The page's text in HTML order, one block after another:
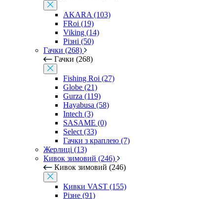
AKARA (103)
FRoi (19)
Viking (14)
Різні (50)
Гачки (268)
Гачки (268)
Fishing Roi (27)
Globe (21)
Gurza (119)
Hayabusa (58)
Intech (3)
SASAME (0)
Select (33)
Гачки з краплею (7)
Жерлиці (13)
Кивок зимовий (246)
Кивок зимовий (246)
Кивки VAST (155)
Різне (91)